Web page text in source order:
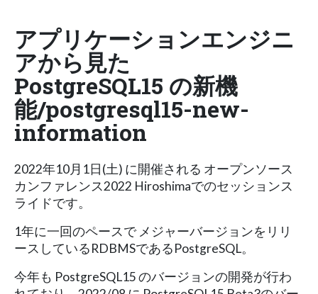
アプリケーションエンジニ
アから見た
PostgreSQL15 の新機
能/postgresql15-new-
information
2022年10月1日(土) に開催される オープンソース
カンファレンス2022 Hiroshimaでのセッションス
ライドです。
1年に一回のペースで メジャーバージョンをリリ
ースしているRDBMSであるPostgreSQL。
今年も PostgreSQL15 のバージョンの開発が行わ